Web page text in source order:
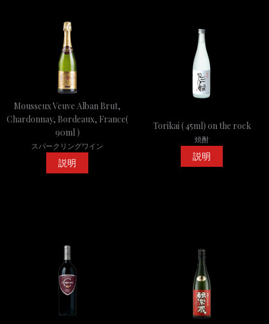
Mousseux Veuve Alban Brut,
Chardonnay, Bordeaux, France(
90ml )
スパークリングワイン
説明
Torikai ( 45ml) on the rock
焼酎
説明